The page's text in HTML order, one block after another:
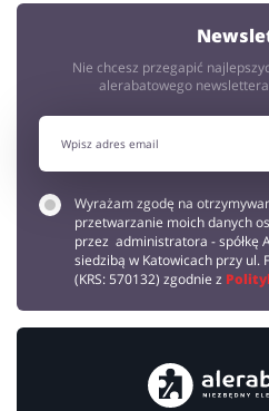
Nie chcesz przegapić
alerabatowego
Wyrażam zgodę na
przetwarzanie moich danych
przez administratora - spółkę
siedzibą w Katowicach przy ul.
(KRS: 570132) zgodnie z